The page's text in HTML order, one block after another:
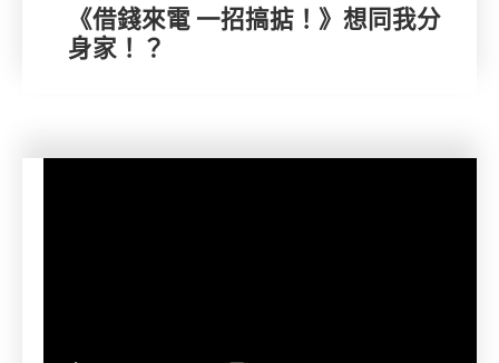
《借錢來電 一招搞掂！》想同我分
身家！？